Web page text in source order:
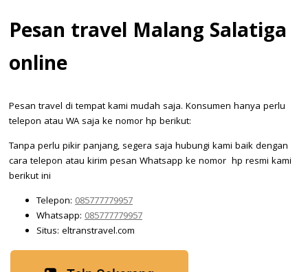
Pesan travel Malang Salatiga
online
Pesan travel di tempat kami mudah saja. Konsumen hanya perlu
telepon atau WA saja ke nomor hp berikut:
Tanpa perlu pikir panjang, segera saja hubungi kami baik dengan
cara telepon atau kirim pesan Whatsapp ke nomor hp resmi kami
berikut ini
Telepon: 085777779957
Whatsapp: 085777779957
Situs: eltranstravel.com